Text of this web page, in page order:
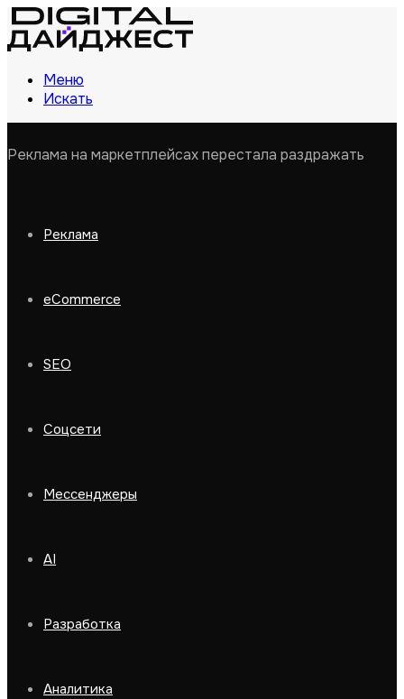
Меню
Искать
Реклама на маркетплейсах перестала раздражать
Реклама
eCommerce
SEO
Соцсети
Мессенджеры
AI
Разработка
Аналитика